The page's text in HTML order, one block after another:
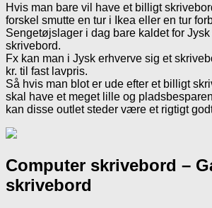
Hvis man bare vil have et billigt
forskel smutte en tur i Ikea eller en tur
Sengetøjslager i dag bare kaldet for
skrivebord.
Fx kan man i Jysk erhverve sig et
kr. til fast lavpris.
Så hvis man blot er ude efter et billigt
skal have et meget lille og
kan disse outlet steder være et rigtigt
Computer skrivebord –
skrivebord